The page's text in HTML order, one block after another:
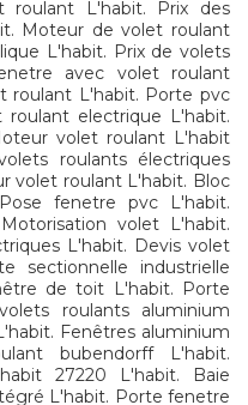
L'habit. Prix des
Moteur de volet roulant
L'habit. Prix de volets
avec volet roulant
roulant L'habit. Porte pvc
electrique L'habit.
volet roulant L'habit
roulants électriques
volet roulant L'habit. Bloc
fenetre pvc L'habit.
volet L'habit.
L'habit. Devis volet
sectionnelle industrielle
de toit L'habit. Porte
roulants aluminium
Fenêtres aluminium
bubendorff L'habit.
27220 L'habit. Baie
L'habit. Porte fenetre